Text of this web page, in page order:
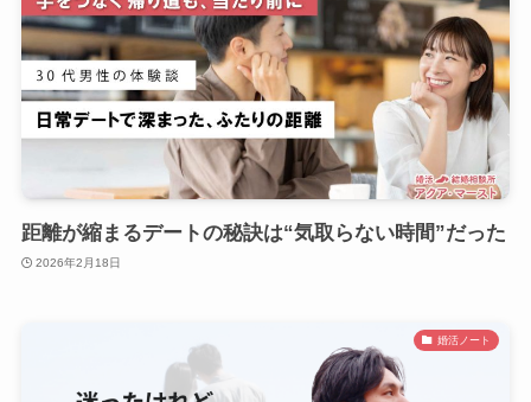
距離が縮まるデートの秘訣は“気取らない時間”だった
2026年2月18日
婚活ノート